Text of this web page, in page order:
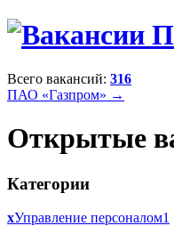
Всего вакансий: 316
ПАО «Газпром» →
Открытые
Категории
xУправление персоналом1